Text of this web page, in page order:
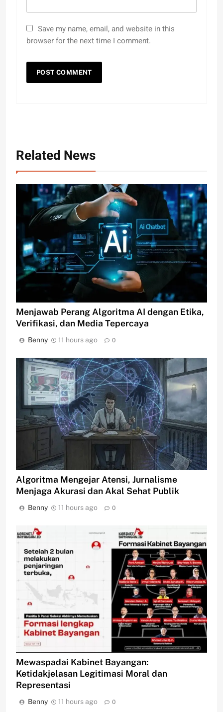
Save my name, email, and website in this
browser for the next time I comment.
Related News
Menjawab Perang Algoritma AI dengan Etika,
Verifikasi, dan Media Tepercaya
Benny 11 hours ago 0
Algoritma Mengejar Atensi, Jurnalisme
Menjaga Akurasi dan Akal Sehat Publik
Benny 11 hours ago 0
Mewaspadai Kabinet Bayangan:
Ketidakjelasan Legitimasi Moral dan
Representasi
Benny 11 hours ago 0